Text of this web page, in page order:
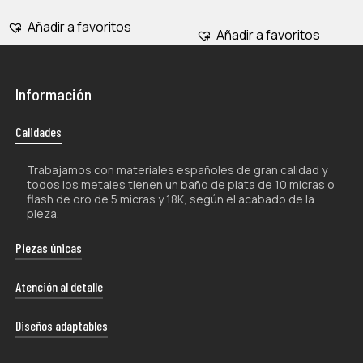
Añadir a favoritos Añadir a favoritos
Información
Calidades
Trabajamos con materiales españoles de gran calidad y
todos los metales tienen un baño de plata de 10 micras o
flash de oro de 5 micras y 18K, según el acabado de la
pieza.
Piezas únicas
La naturaleza artesanal de nuestros productos los hace
únicos por lo que, tanto su forma como su color, pueden
fotografías.
Atención al detalle
Cada uno de nuestros envíos se presenta con esmero
en un estuche de diseño exclusivo, proporcionándote la
Diseños adaptables